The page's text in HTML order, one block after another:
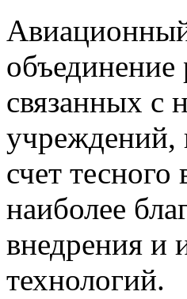
связанных с
учреждений,
счет
наиболее
внедрения и
технологий.